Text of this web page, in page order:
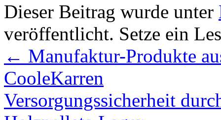
Dieser Beitrag wurde unter
veröffentlicht. Setze ein
← Manufaktur-Produkte
CooleKarren
Versorgungssicherheit